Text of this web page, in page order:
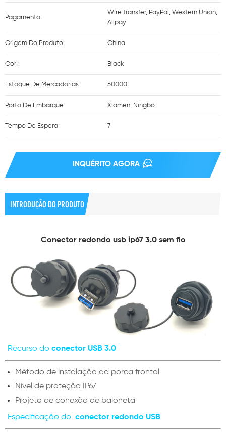
Pagamento:
Wire transfer, PayPal, Western Union,
Alipay
Origem Do Produto: China
Cor: Black
Estoque De Mercadorias: 50000
Porto De Embarque: Xiamen, Ningbo
Tempo De Espera: 7
INQUÉRITO AGORA
INTRODUÇÃO DO PRODUTO
Conector redondo usb ip67 3.0 sem fio
Recurso do conector USB 3.0
Método de instalação da porca frontal
Nível de proteção IP67
Projeto de conexão de baioneta
Especificação do conector redondo USB